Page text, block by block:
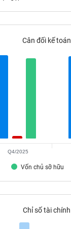
Cân đối kế toán
Vốn chủ sỡ hữu
Q4/2025
Chỉ số tài chính